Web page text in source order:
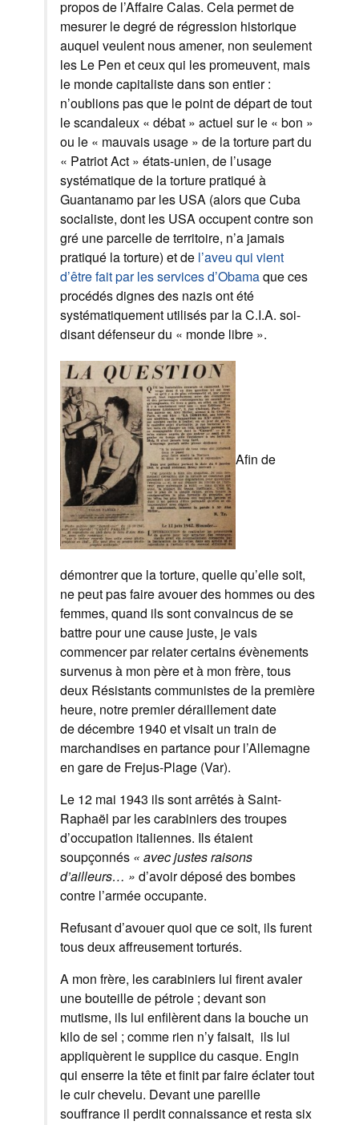
propos de l’Affaire Calas. Cela permet de
mesurer le degré de régression historique
auquel veulent nous amener, non seulement
les Le Pen et ceux qui les promeuvent, mais
le monde capitaliste dans son entier :
n’oublions pas que le point de départ de tout
le scandaleux « débat » actuel sur le « bon »
ou le « mauvais usage » de la torture part du
« Patriot Act » états-unien, de l’usage
systématique de la torture pratiqué à
Guantanamo par les USA (alors que Cuba
socialiste, dont les USA occupent contre son
gré une parcelle de territoire, n’a jamais
pratiqué la torture) et de l’aveu qui vient
d’être fait par les services d’Obamaque ces
procédés dignes des nazis ont été
systématiquement utilisés par la C.I.A. soi-
disant défenseur du « monde libre ».
Afin de
démontrer que la torture, quelle qu’elle soit,
ne peut pas faire avouer des hommes ou des
femmes, quand ils sont convaincus de se
battre pour une cause juste, je vais
commencer par relater certains évènements
survenus à mon père et à mon frère, tous
deux Résistants communistes de la première
heure, notre premier déraillement date
de décembre 1940 et visait un train de
marchandises en partance pour l’Allemagne
en gare de Frejus-Plage (Var).
Le 12 mai 1943 ils sont arrêtés à Saint-
Raphaël par les carabiniers des troupes
d’occupation italiennes. Ils étaient
soupçonnés « avec justes raisons
d’ailleurs… » d’avoir déposé des bombes
contre l’armée occupante.
Refusant d’avouer quoi que ce soit, ils furent
tous deux affreusement torturés.
A mon frère, les carabiniers lui firent avaler
une bouteille de pétrole ; devant son
mutisme, ils lui enfilèrent dans la bouche un
kilo de sel ; comme rien n’y faisait, ils lui
appliquèrent le supplice du casque. Engin
qui enserre la tête et finit par faire éclater tout
le cuir chevelu. Devant une pareille
souffrance il perdit connaissance et resta six